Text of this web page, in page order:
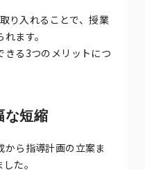
り入れることで、授業
ます。
きる3つのメリットにつ
な短縮
ら指導計画の立案ま
た。